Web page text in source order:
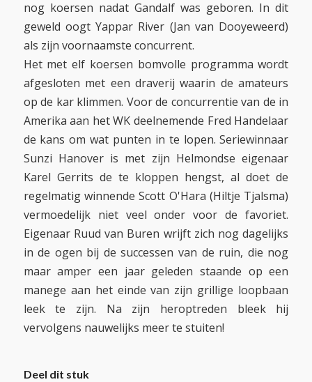
nog koersen nadat Gandalf was geboren. In dit
geweld oogt Yappar River (Jan van Dooyeweerd)
als zijn voornaamste concurrent.
Het met elf koersen bomvolle programma wordt
afgesloten met een draverij waarin de amateurs
op de kar klimmen. Voor de concurrentie van de in
Amerika aan het WK deelnemende Fred Handelaar
de kans om wat punten in te lopen. Seriewinnaar
Sunzi Hanover is met zijn Helmondse eigenaar
Karel Gerrits de te kloppen hengst, al doet de
regelmatig winnende Scott O'Hara (Hiltje Tjalsma)
vermoedelijk niet veel onder voor de favoriet.
Eigenaar Ruud van Buren wrijft zich nog dagelijks
in de ogen bij de successen van de ruin, die nog
maar amper een jaar geleden staande op een
manege aan het einde van zijn grillige loopbaan
leek te zijn. Na zijn heroptreden bleek hij
vervolgens nauwelijks meer te stuiten!
Deel dit stuk